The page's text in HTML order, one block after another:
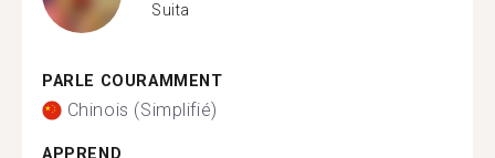
Suita
PARLE COURAMMENT
Chinois (Simplifié)
APPREND